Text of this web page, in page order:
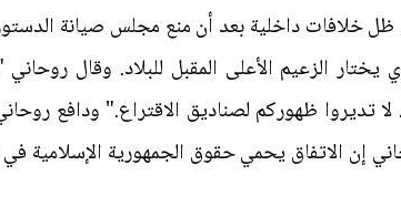
خلافات داخلية بعد أن منع مجلس صيانة الدستور
الزعيم الأعلى المقبل للبلاد. وقال
لا تديروا ظهوركم لصناديق الاقتراع." ودافع
إن الاتفاق يحمي حقوق الجمهورية الإسلامية في